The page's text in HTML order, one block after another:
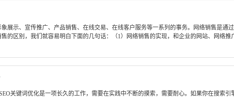
展示、宣传推广、产品销售、在线交易、在线客户服务等一系列的事务。网络销售是通
的区别，我们就容易明白下面的几句话：（1）网络销售的实现，和企业的网站、网络推
关键词优化是一项长久的工作，需要在实践中不断的摸索，需要耐心。如果你在搜索引